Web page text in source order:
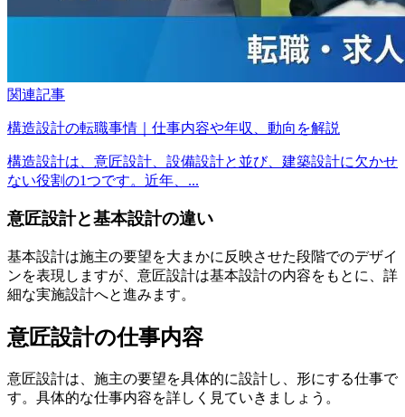
関連記事
構造設計の転職事情｜仕事内容や年収、動向を解説
構造設計は、意匠設計、設備設計と並び、建築設計に欠かせ
ない役割の1つです。近年、...
意匠設計と基本設計の違い
基本設計は施主の要望を大まかに反映させた段階でのデザイ
ンを表現しますが、意匠設計は基本設計の内容をもとに、詳
細な実施設計へと進みます。
意匠設計の仕事内容
意匠設計は、施主の要望を具体的に設計し、形にする仕事で
す。具体的な仕事内容を詳しく見ていきましょう。